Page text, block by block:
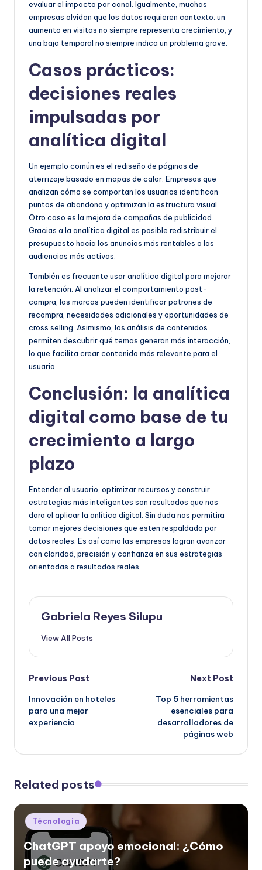
evaluar el impacto por canal. Igualmente, muchas
empresas olvidan que los datos requieren contexto: un
aumento en visitas no siempre representa crecimiento, y
una baja temporal no siempre indica un problema grave.
Casos prácticos:
decisiones reales
impulsadas por
analítica digital
Un ejemplo común es el rediseño de páginas de
aterrizaje basado en mapas de calor. Empresas que
analizan cómo se comportan los usuarios identifican
puntos de abandono y optimizan la estructura visual.
Otro caso es la mejora de campañas de publicidad.
Gracias a la analítica digital es posible redistribuir el
presupuesto hacia los anuncios más rentables o las
audiencias más activas.
También es frecuente usar analítica digital para mejorar
la retención. Al analizar el comportamiento post-
compra, las marcas pueden identificar patrones de
recompra, necesidades adicionales y oportunidades de
cross selling. Asimismo, los análisis de contenidos
permiten descubrir qué temas generan más interacción,
lo que facilita crear contenido más relevante para el
usuario.
Conclusión: la analítica
digital como base de tu
crecimiento a largo
plazo
Entender al usuario, optimizar recursos y construir
estrategias más inteligentes son resultados que nos
dara el aplicar la anlítica digital. Sin duda nos permitira
tomar mejores decisiones que esten respaldada por
datos reales. Es así como las empresas logran avanzar
con claridad, precisión y confianza en sus estrategias
orientadas a resultados reales.
Gabriela Reyes Silupu
View All Posts
Post
navigation
Previous Post
Innovación en hoteles
para una mejor
experiencia
Next Post
Top 5 herramientas
esenciales para
desarrolladores de
páginas web
Related posts
Posted
in
Técnologia
ChatGPT apoyo emocional: ¿Cómo
puede ayudarte?